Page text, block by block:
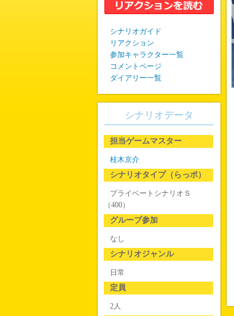
シナリオガイド
リアクション
参加キャラクター一覧
コメントページ
ダイアリー一覧
シナリオデータ
担当ゲームマスター
桂木京介
シナリオタイプ（らっポ）
プライベートシナリオＳ
（400）
グループ参加
なし
シナリオジャンル
日常
定員
2人